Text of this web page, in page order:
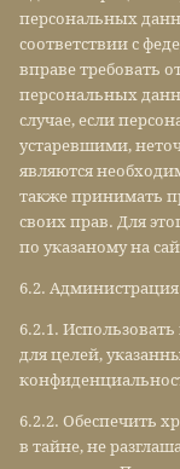
персональных
соответствии с
вправе требовать
персональных
случае, если
устаревшими,
являются
также принимать
своих прав. Для
по указаному на
6.2. Администрация
6.2.1.
для целей,
6.2.2. Обеспечить
в тайне, не